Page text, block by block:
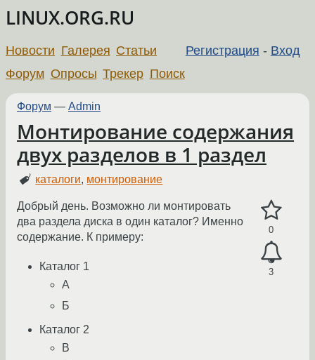
LINUX.ORG.RU
Регистрация - Вход
Новости Галерея Статьи
Форум Опросы Трекер Поиск
Форум — Admin
Монтирование содержания
двух разделов в 1 раздел
каталоги, монтирование
0
3
Добрый день. Возможно ли монтировать
два раздела диска в один каталог? Именно
содержание. К примеру:
Каталог 1
А
Б
Каталог 2
В